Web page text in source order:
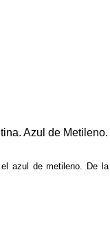
Azul de Metileno.
azul de metileno. De la